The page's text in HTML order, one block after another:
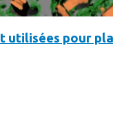
utilisées pour